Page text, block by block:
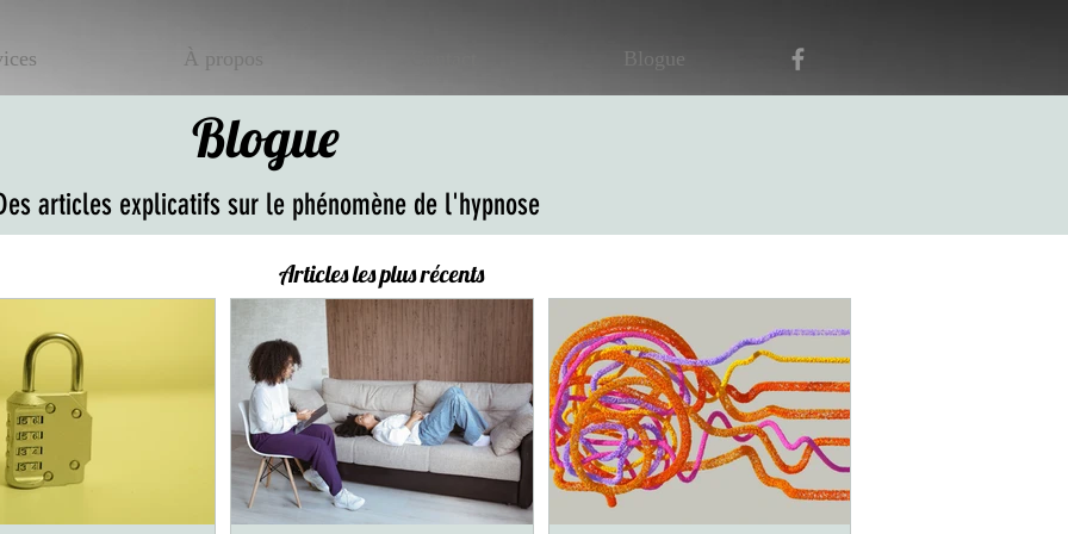
À propos Blogue
Blogue
articles explicatifs sur le phénomène de l'hypnose
Articles les plus récents